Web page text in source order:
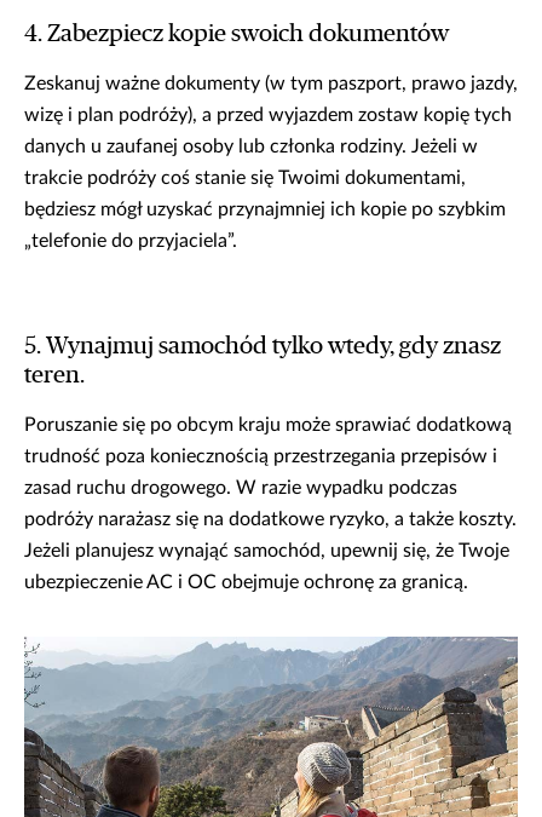
4. Zabezpiecz kopie swoich dokumentów
Zeskanuj ważne dokumenty (w tym paszport, prawo jazdy,
wizę i plan podróży), a przed wyjazdem zostaw kopię tych
danych u zaufanej osoby lub członka rodziny. Jeżeli w
trakcie podróży coś stanie się Twoimi dokumentami,
będziesz mógł uzyskać przynajmniej ich kopie po szybkim
„telefonie do przyjaciela”.
5. Wynajmuj samochód tylko wtedy, gdy znasz
teren.
Poruszanie się po obcym kraju może sprawiać dodatkową
trudność poza koniecznością przestrzegania przepisów i
zasad ruchu drogowego. W razie wypadku podczas
podróży narażasz się na dodatkowe ryzyko, a także koszty.
Jeżeli planujesz wynająć samochód, upewnij się, że Twoje
ubezpieczenie AC i OC obejmuje ochronę za granicą.